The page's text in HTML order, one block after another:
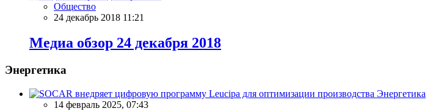
Общество
24 декабрь 2018 11:21
Meдиа обзор 24 декабря 2018
Энергетика
Энергетика
14 февраль 2025, 07:43